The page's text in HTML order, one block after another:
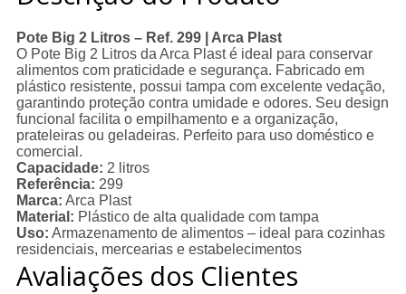
Pote Big 2 Litros – Ref. 299 | Arca Plast
O Pote Big 2 Litros da Arca Plast é ideal para conservar
alimentos com praticidade e segurança. Fabricado em
plástico resistente, possui tampa com excelente vedação,
garantindo proteção contra umidade e odores. Seu design
funcional facilita o empilhamento e a organização,
prateleiras ou geladeiras. Perfeito para uso doméstico e
comercial.
Capacidade: 2 litros
Referência: 299
Marca: Arca Plast
Material: Plástico de alta qualidade com tampa
Uso: Armazenamento de alimentos – ideal para cozinhas
residenciais, mercearias e estabelecimentos
Avaliações dos Clientes